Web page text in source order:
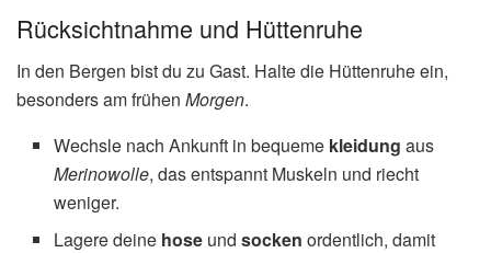
Rücksichtnahme und Hüttenruhe
In den Bergen bist du zu Gast. Halte die Hüttenruhe ein,
besonders am frühen Morgen.
Wechsle nach Ankunft in bequeme kleidung aus
Merinowolle, das entspannt Muskeln und riecht
weniger.
Lagere deine hose undsocken ordentlich, damit